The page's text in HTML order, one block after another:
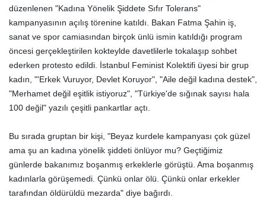
düzenlenen "Kadına Yönelik Şiddete Sıfır Tolerans"
kampanyasının açılış törenine katıldı. Bakan Fatma Şahin iş,
sanat ve spor camiasından birçok ünlü ismin katıldığı program
öncesi gerçekleştirilen kokteylde davetlilerle tokalaşıp sohbet
ederken protesto edildi. İstanbul Feminist Kolektifi üyesi bir grup
kadın, "'Erkek Vuruyor, Devlet Koruyor", "Aile değil kadına destek",
"Merhamet değil eşitlik istiyoruz", "Türkiye'de sığınak sayısı hala
100 değil" yazılı çeşitli pankartlar açtı.
Bu sırada gruptan bir kişi, "Beyaz kurdele kampanyası çok güzel
ama şu an kadına yönelik şiddeti önlüyor mu? Geçtiğimiz
günlerde bakanımız boşanmış erkeklerle görüştü. Ama boşanmış
kadınlarla görüşemedi. Çünkü onlar ölü. Çünkü onlar erkekler
tarafından öldürüldü mezarda" diye bağırdı.